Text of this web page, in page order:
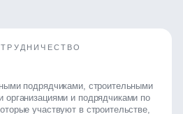
подрядчиками, строительными
и подрядчиками по
участвуют в строительстве,